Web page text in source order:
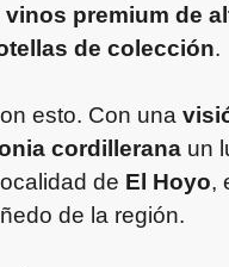
vinos premium de
de colección.
esto. Con una
cordillerana un
de El Hoyo,
de la región.